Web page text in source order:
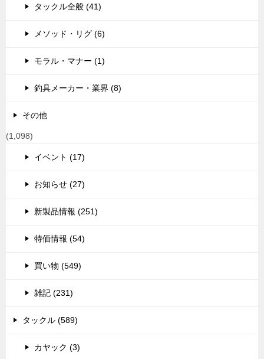
タックル全般 (41)
メソッド・リグ (6)
モラル・マナー (1)
釣具メーカー・業界 (8)
その他
(1,098)
イベント (17)
お知らせ (27)
新製品情報 (251)
特価情報 (54)
買い物 (549)
雑記 (231)
タックル (589)
カヤック (3)